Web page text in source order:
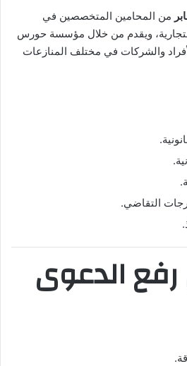
من المحامين المتخصصين في
والتجارية، ويقدم من خلال مؤسسة حورس
والشركات في مختلف المنازعات
التقاضي.
الدعوى